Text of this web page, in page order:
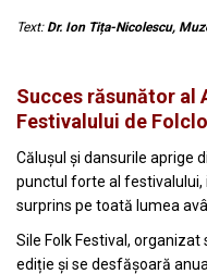
Text:Dr. Ion Tița-Nicolescu,
Succes răsunător al
Festivalului de
Călușul și dansurile aprige
punctul forte al
surprins pe toată lumea
Sile Folk Festival, organizat
ediție și se desfășoară